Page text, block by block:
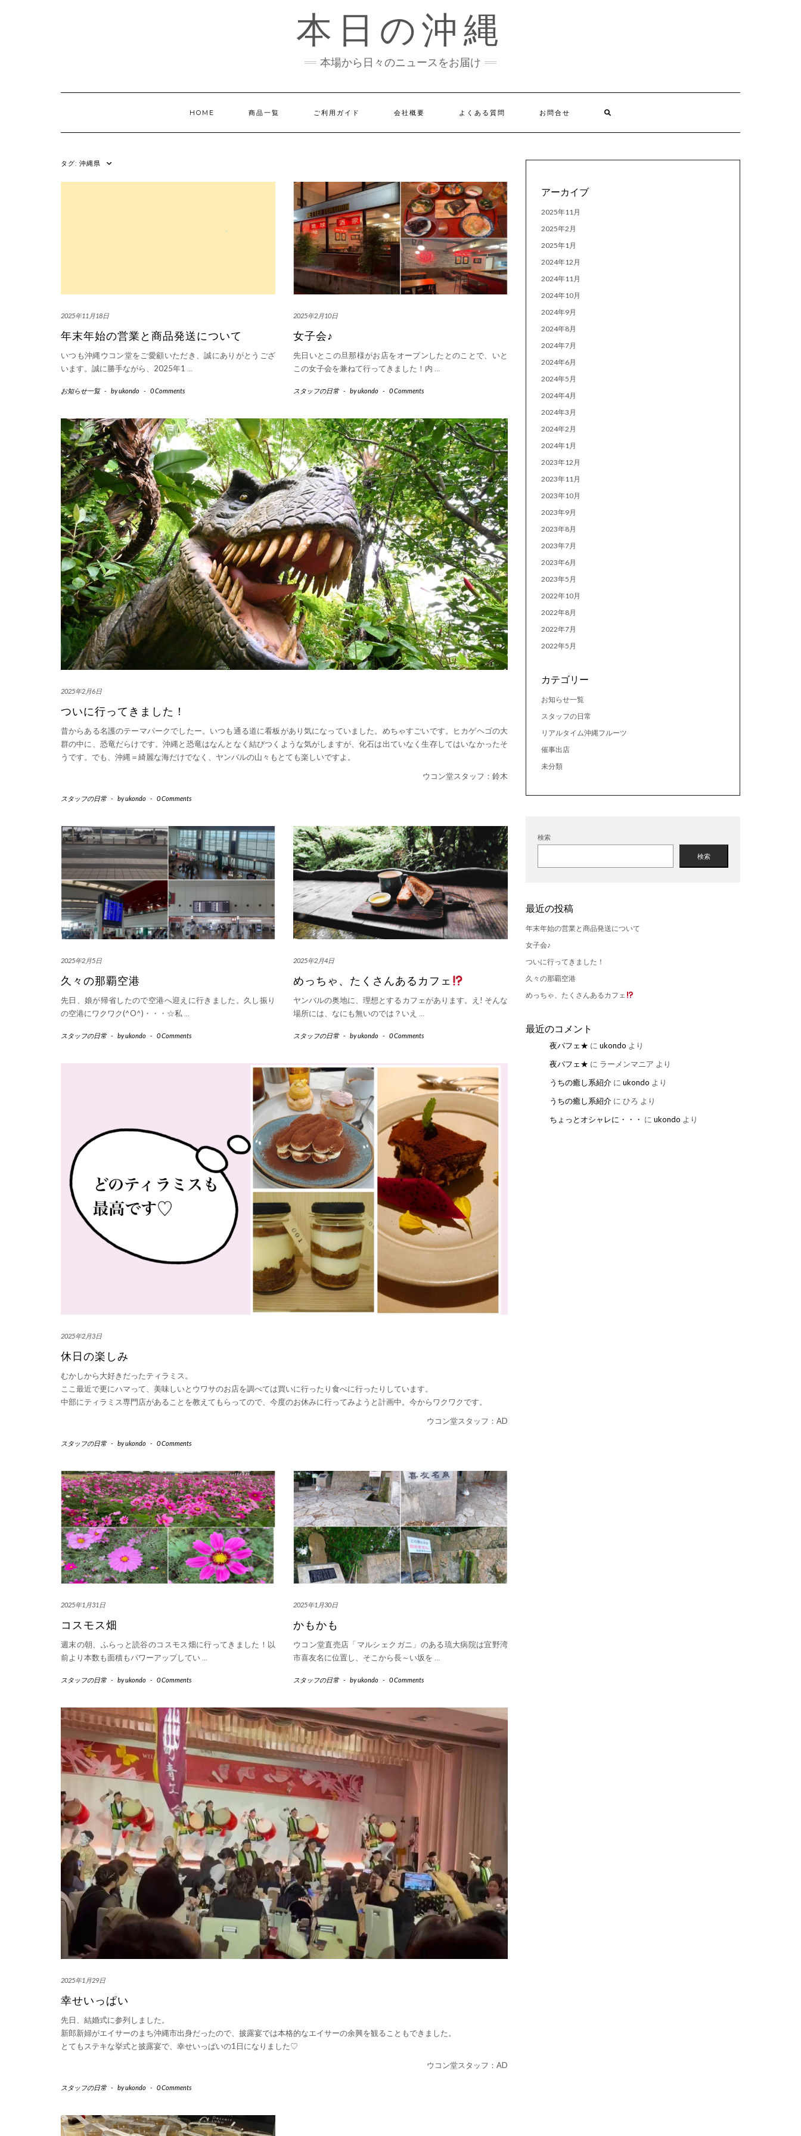
本日の沖縄
本場から日々のニュースをお届け
HOME 商品一覧 ご利用ガイド 会社概要 よくある質問 お問合せ
タグ: 沖縄県
2025年11月18日
年末年始の営業と商品発送について
いつも沖縄ウコン堂をご愛顧いただき、誠にありがとうござ
います。誠に勝手ながら、2025年1 …
お知らせ一覧 - byukondo - 0 Comments
2025年2月10日
女子会♪
先日いとこの旦那様がお店をオープンしたとのことで、いと
この女子会を兼ねて行ってきました！内 …
スタッフの日常 - byukondo - 0 Comments
2025年2月6日
ついに行ってきました！
昔からある名護のテーマパークでしたー。いつも通る道に看板があり気になっていました。めちゃすごいです。ヒカゲヘゴの大
群の中に、恐竜だらけです。沖縄と恐竜はなんとなく結びつくような気がしますが、化石は出ていなく生存してはいなかったそ
うです。でも、沖縄＝綺麗な海だけでなく、ヤンバルの山々もとても楽しいですよ。
ウコン堂スタッフ：鈴木
スタッフの日常 - byukondo - 0 Comments
2025年2月5日
久々の那覇空港
先日、娘が帰省したので空港へ迎えに行きました。久し振り
の空港にワクワク(^O^)・・・☆私 …
スタッフの日常 - byukondo - 0 Comments
2025年2月4日
めっちゃ、たくさんあるカフェ
ヤンバルの奥地に、理想とするカフェがあります。え! そんな
場所には、なにも無いのでは？いえ …
スタッフの日常 - byukondo - 0 Comments
2025年2月3日
休日の楽しみ
むかしから大好きだったティラミス。
ここ最近で更にハマって、美味しいとウワサのお店を調べては買いに行ったり食べに行ったりしています。
中部にティラミス専門店があることを教えてもらってので、今度のお休みに行ってみようと計画中。今からワクワクです。
ウコン堂スタッフ：AD
スタッフの日常 - byukondo - 0 Comments
2025年1月31日
コスモス畑
週末の朝、ふらっと読谷のコスモス畑に行ってきました！以
前より本数も面積もパワーアップしてい …
スタッフの日常 - byukondo - 0 Comments
2025年1月30日
かもかも
ウコン堂直売店「マルシェクガニ」のある琉大病院は宜野湾
市喜友名に位置し、そこから長～い坂を …
スタッフの日常 - byukondo - 0 Comments
2025年1月29日
幸せいっぱい
先日、結婚式に参列しました。
新郎新婦がエイサーのまち沖縄市出身だったので、披露宴では本格的なエイサーの余興を観ることもできました。
とてもステキな挙式と披露宴で、幸せいっぱいの1日になりました♡
ウコン堂スタッフ：AD
スタッフの日常 - byukondo - 0 Comments
アーカイブ
2025年11月
2025年2月
2025年1月
2024年12月
2024年11月
2024年10月
2024年9月
2024年8月
2024年7月
2024年6月
2024年5月
2024年4月
2024年3月
2024年2月
2024年1月
2023年12月
2023年11月
2023年10月
2023年9月
2023年8月
2023年7月
2023年6月
2023年5月
2022年10月
2022年8月
2022年7月
2022年5月
カテゴリー
お知らせ一覧
スタッフの日常
リアルタイム沖縄フルーツ
催事出店
未分類
検索
検索
最近の投稿
年末年始の営業と商品発送について
女子会♪
ついに行ってきました！
久々の那覇空港
めっちゃ、たくさんあるカフェ
最近のコメント
夜パフェ★ に ukondo より
夜パフェ★ に ラーメンマニア より
うちの癒し系紹介 に ukondo より
うちの癒し系紹介 に ひろ より
ちょっとオシャレに・・・ に ukondo より